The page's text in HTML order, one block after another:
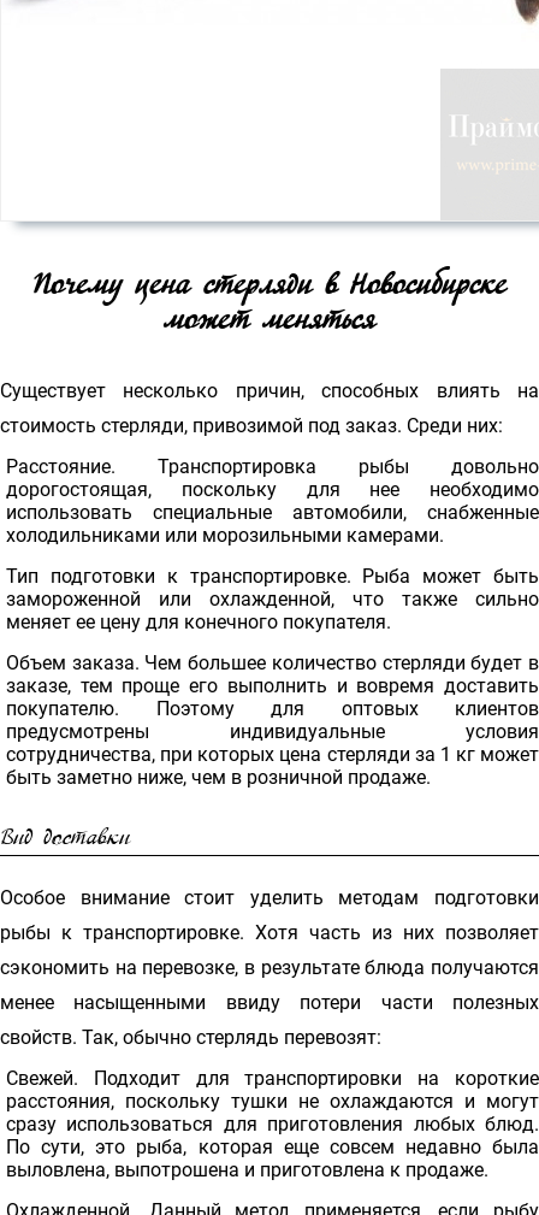
Почему цена стерляди в Новосибирске
может меняться
Существует несколько причин, способных влиять на
стоимость стерляди, привозимой под заказ. Среди них:
Расстояние. Транспортировка рыбы довольно
дорогостоящая, поскольку для нее необходимо
использовать специальные автомобили, снабженные
холодильниками или морозильными камерами.
Тип подготовки к транспортировке. Рыба может быть
замороженной или охлажденной, что также сильно
меняет ее цену для конечного покупателя.
Объем заказа. Чем большее количество стерляди будет в
заказе, тем проще его выполнить и вовремя доставить
покупателю. Поэтому для оптовых клиентов
предусмотрены индивидуальные условия
сотрудничества, при которых цена стерляди за 1 кг может
быть заметно ниже, чем в розничной продаже.
Вид доставки
Особое внимание стоит уделить методам подготовки
рыбы к транспортировке. Хотя часть из них позволяет
сэкономить на перевозке, в результате блюда получаются
менее насыщенными ввиду потери части полезных
свойств. Так, обычно стерлядь перевозят:
Свежей. Подходит для транспортировки на короткие
расстояния, поскольку тушки не охлаждаются и могут
сразу использоваться для приготовления любых блюд.
По сути, это рыба, которая еще совсем недавно была
выловлена, выпотрошена и приготовлена к продаже.